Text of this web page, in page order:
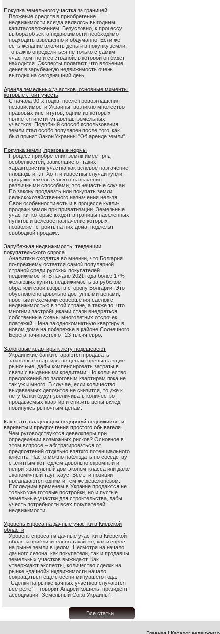
Покупка земельного участка за границей
Вложение средств в приобретение
недвижимости всегда являлось выгодным
капиталовложением. Безусловно, к процессу
выбора объекта недвижимости необходимо
подходить взвешенно и обдуманно. Если же
есть желание вложить деньги в покупку земли,
то важно определиться не только с самим
участком, но и со страной, в которой он будет
находится. Эксперты полагают. что вложение
денег в зарубежную недвижимость очень
выгодно на сегодняшний день.
Аренда земельных участков, основные моменты,
которые стоит учесть
С начала 90-х годов, после провозглашения
независимости Украины, возникло множество
правовых институтов, одним из которых
является институт аренды земельных
участков. Подобный способ использования
земли стал особо популярен после того, как
был принят Закон Украины "Об аренде земли".
Покупка земли, правовые нормы
Процесс приобретения земли имеет ряд
особенностей, зависящие от таких
характеристик участка как целевое назначение,
площадь и т.п. Хотя и известны случаи купли-
продажи земель сельхоз назначения
различными способами, это нечастые случаи.
По закону продавать или покупать земли
сельскохозяйственного назначения нельзя.
Свои особенности есть и в процессе купли-
продажи земли при приватизации. Земельные
участки, которые входят в границы населенных
пунктов и целевое назначение которых
позволяет строить на них дома, подлежат
свободной продаже.
Зарубежная недвижимость, тенденции
покупательского спроса.
Аналитики сходятся во мнении, что Болгария
по-прежнему остается самой популярной
страной среди русских покупателей
недвижимости. В начале 2021 года более 17%
желающих купить недвижимость за рубежом
обратили свои взоры в сторону Болгарии. Это
обусловлено довольно доступными ценами,
простыми схемами совершения сделок с
недвижимостью в этой стране, а также то, что
многими застройщиками стали внедряться
собственные схемы многолетних отсрочек
платежей. Цена за однокомнатную квартиру в
новом доме на побережье в районе Солнечного
Берега начинается от 23 тысяч евро.
Залоговые квартиры к лету подешевеют
Украинские банки стараются продавать
залоговые квартиры по ценам, превышающие
рыночные, дабы компенсировать затраты в
связи с выданными кредитами. Но количество
предложений по залоговым квартирам пока не
так уж и много. В случае, если количество
выдаваемых депозитов не снизится, то уже к
лету банки будут увеличивать количество
продаваемых квартир и снизить цены вслед
повинуясь рыночным ценам.
Как стать владельцем недорогой недвижимости
варианты и предпочтения простого обывателя.
Чем руководствуются девелоперы при
определении возможных рисков? Основное в
этом вопросе – абстрагироваться от
предпочтений отдельно взятого потенциального
клиента. Часто можно наблюдать по соседству
с элитным коттеджем довольно скромный и
непритязательный дом эконом-класса или даже
экономичный таун-хаус. Все эти позиции
предлагаются одним и тем же девелопером.
Последним временем в Украине продаются не
только уже готовые постройки, но и пустые
земельные участки для строительства, дабы
учесть потребности всех покупателей
недвижимости.
Уровень спроса на дачные участки в Киевской
области
Уровень спроса на дачные участки в Киевской
области приблизительно такой же, как и спрос
на рынке земли в целом. Несмотря на начало
дачного сезона, как покупатели, так и продавцы
земельных участков выжидают. Как
утверждают эксперты, количество сделок на
рынке «дачной» недвижимости начало
сокращаться еще с осени минувшего года.
“Сделки на рынке дачных участков случаются
все реже”, - говорит Андрей Кошиль, президент
ассоциации “Земельный Союз Украины”.
Все статьи